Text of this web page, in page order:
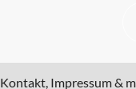
Kontakt, Impressum &